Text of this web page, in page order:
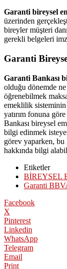
Garanti bireysel
üzerinden
bireyler müşteri
gerekli belgeleri
Garanti
Garanti Bankası
olduğu dönemde
öğrenebilmek
emeklilik
yatırım fonuna
Bankası bireysel
bilgi edinmek
görev yaparken, bu
hakkında bilgi
Etiketler
BİREYSEL
Garanti
Facebook
X
Pinterest
Linkedin
WhatsApp
Telegram
Email
Print